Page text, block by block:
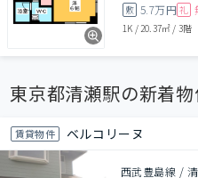
敷 5.7万円 礼
1K / 20.37㎡ / 3階
東京都清瀬駅の新着
賃貸物件 ベルコリーヌ
西武豊島線 /